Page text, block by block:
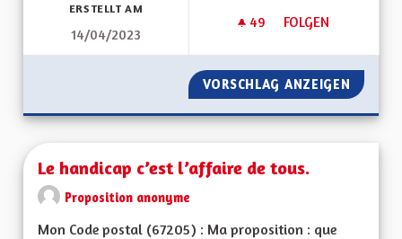
ERSTELLT AM
14/04/2023
49 49 FOLLOWER
FOLGEN
LE PATOIS DOIT
VORSCHLAG ANZEIGEN LE
Le handicap c’est l’affaire de tous.
Proposition anonyme
Mon Code postal (67205) : Ma proposition : que